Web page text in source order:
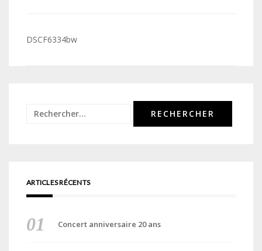
Navigation
DSCF6334bw
Rechercher :
ARTICLES RÉCENTS
Concert anniversaire 20 ans